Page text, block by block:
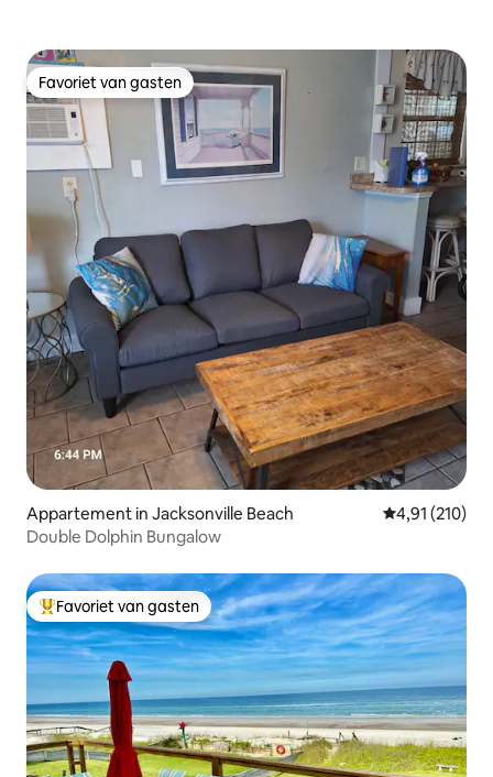
Favoriet van gasten
Favoriet van gasten
Appartement in Jacksonville Beach Gemiddelde
4,91 (210)
Double Dolphin Bungalow
Topfavoriet van gasten
Favoriet van gasten